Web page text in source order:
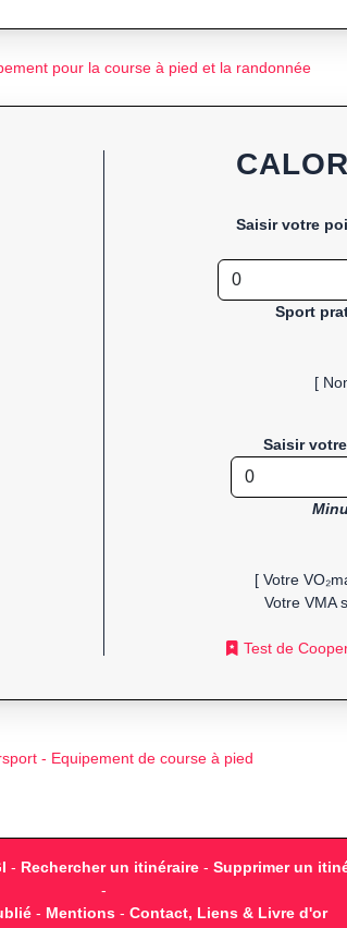
Saisir votre
Sport
[
Saisir
[ Votre
Votre VMA
Test de
- Rechercher un itinéraire - Supprimer un
-
- Mentions- Contact, Liens & Livre d'or